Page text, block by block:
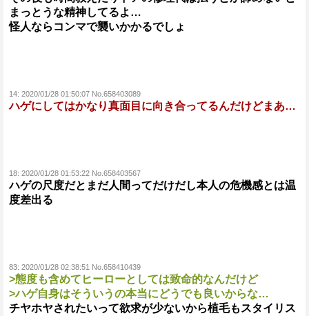
まっとうな精神してるよ…
怪人ならコンマで襲いかかるでしょ
14: 2020/01/28 01:50:07 No.658403089
ハゲにしてはかなり真面目に向き合ってるんだけどまあ…
18: 2020/01/28 01:53:22 No.658403567
ハゲの尺度だとまだ人間ってだけだし本人の危機感とは温
度差出る
83: 2020/01/28 02:38:51 No.658410439
>態度も含めてヒーローとしては致命的なんだけど
>ハゲ自身はそういうの本当にどうでも良いからな…
チヤホヤされたいって欲求が少ないから植毛もスタイリス